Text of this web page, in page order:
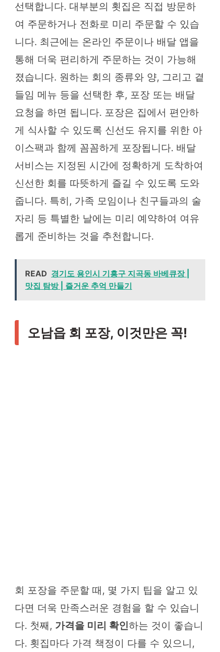
선택합니다. 대부분의 횟집은 직접 방문하
여 주문하거나 전화로 미리 주문할 수 있습
니다. 최근에는 온라인 주문이나 배달 앱을
통해 더욱 편리하게 주문하는 것이 가능해
졌습니다. 원하는 회의 종류와 양, 그리고 곁
들임 메뉴 등을 선택한 후, 포장 또는 배달
요청을 하면 됩니다. 포장은 집에서 편안하
게 식사할 수 있도록 신선도 유지를 위한 아
이스팩과 함께 꼼꼼하게 포장됩니다. 배달
서비스는 지정된 시간에 정확하게 도착하여
신선한 회를 따뜻하게 즐길 수 있도록 도와
줍니다. 특히, 가족 모임이나 친구들과의 술
자리 등 특별한 날에는 미리 예약하여 여유
롭게 준비하는 것을 추천합니다.
READ 경기도 용인시 기흥구 지곡동 바베큐장 |
맛집 탐방 | 즐거운 추억 만들기
오남읍 회 포장, 이것만은 꼭!
회 포장을 주문할 때, 몇 가지 팁을 알고 있
다면 더욱 만족스러운 경험을 할 수 있습니
다. 첫째, 가격을 미리 확인하는 것이 좋습니
다. 횟집마다 가격 책정이 다를 수 있으니,